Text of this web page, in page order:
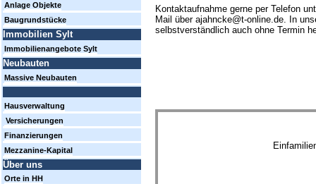
Kontaktaufnahme gerne per Telefon
Mail über ajahncke@t-online.de. In
selbstverständlich auch ohne Termin
Anlage Objekte
Baugrundstücke
Immobilien Sylt
Immobilienangebote Sylt
Neubauten
Massive Neubauten
Hausverwaltung
Versicherungen
Finanzierungen
Mezzanine-Kapital
Über uns
Orte in HH